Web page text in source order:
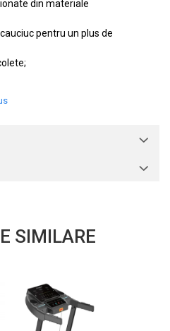
din materiale
pentru un plus de
SIMILARE